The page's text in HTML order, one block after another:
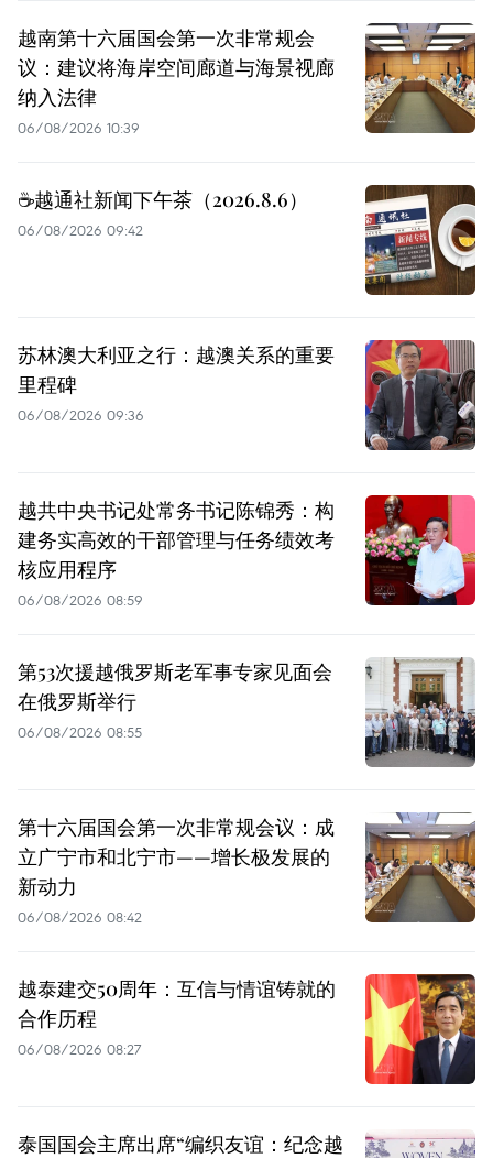
越南第十六届国会第一次非常规会
议：建议将海岸空间廊道与海景视廊
纳入法律
06/08/2026 10:39
☕️越通社新闻下午茶（2026.8.6）
06/08/2026 09:42
苏林澳大利亚之行：越澳关系的重要
里程碑
06/08/2026 09:36
越共中央书记处常务书记陈锦秀：构
建务实高效的干部管理与任务绩效考
核应用程序
06/08/2026 08:59
第53次援越俄罗斯老军事专家见面会
在俄罗斯举行
06/08/2026 08:55
第十六届国会第一次非常规会议：成
立广宁市和北宁市——增长极发展的
新动力
06/08/2026 08:42
越泰建交50周年：互信与情谊铸就的
合作历程
06/08/2026 08:27
泰国国会主席出席“编织友谊：纪念越